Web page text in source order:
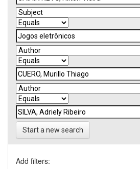
Start a new search
Add filters: